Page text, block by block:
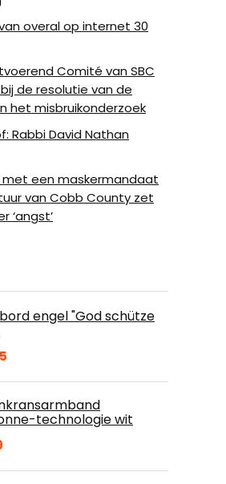
overal op internet 30
Comité van SBC
de resolutie van de
het misbruikonderzoek
Rabbi David Nathan
een maskermandaat
van Cobb County zet
‘angst’
engel "God schütze
technologie wit